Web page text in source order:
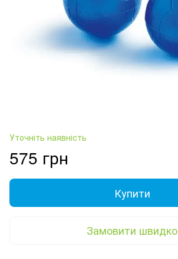
Уточніть наявність
575 грн
Купити
Замовити швидко